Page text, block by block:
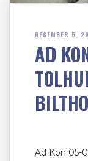
DECEMBER 5,
AD
Ad Kon 05-